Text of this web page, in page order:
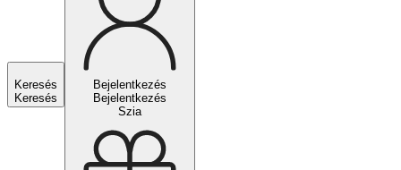
Keresés
Keresés
Bejelentkezés
Bejelentkezés
Szia